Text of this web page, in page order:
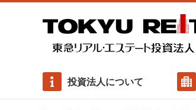
投資法人について